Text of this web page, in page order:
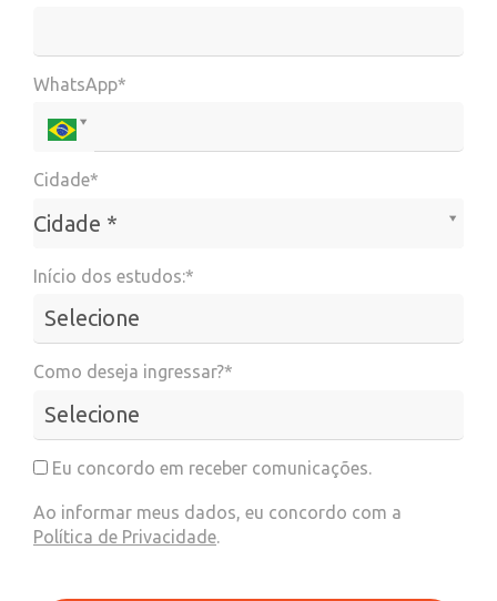
WhatsApp*
Cidade*
Cidade *
Cidade*
Início dos estudos:*
Como deseja ingressar?*
Eu concordo em receber comunicações.
Ao informar meus dados, eu concordo com a
Política de Privacidade.